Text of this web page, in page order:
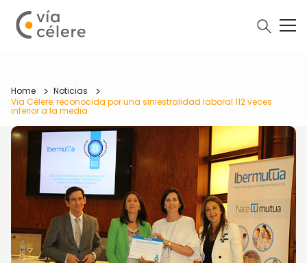
Home
Noticias
Via Célere, reconocida por una siniestralidad laboral 112 veces
inferior a la media